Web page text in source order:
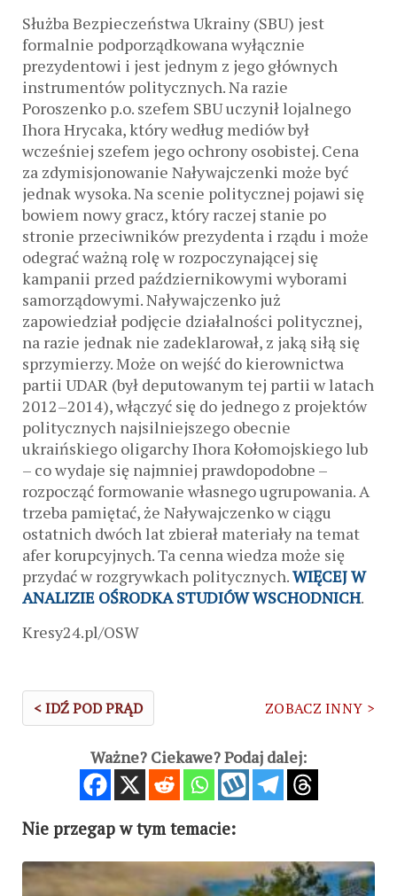
Służba Bezpieczeństwa Ukrainy (SBU) jest
formalnie podporządkowana wyłącznie
prezydentowi i jest jednym z jego głównych
instrumentów politycznych. Na razie
Poroszenko p.o. szefem SBU uczynił lojalnego
Ihora Hrycaka, który według mediów był
wcześniej szefem jego ochrony osobistej. Cena
za zdymisjonowanie Naływajczenki może być
jednak wysoka. Na scenie politycznej pojawi się
bowiem nowy gracz, który raczej stanie po
stronie przeciwników prezydenta i rządu i może
odegrać ważną rolę w rozpoczynającej się
kampanii przed październikowymi wyborami
samorządowymi. Naływajczenko już
zapowiedział podjęcie działalności politycznej,
na razie jednak nie zadeklarował, z jaką siłą się
sprzymierzy. Może on wejść do kierownictwa
partii UDAR (był deputowanym tej partii w latach
2012–2014), włączyć się do jednego z projektów
politycznych najsilniejszego obecnie
ukraińskiego oligarchy Ihora Kołomojskiego lub
– co wydaje się najmniej prawdopodobne –
rozpocząć formowanie własnego ugrupowania. A
trzeba pamiętać, że Naływajczenko w ciągu
ostatnich dwóch lat zbierał materiały na temat
afer korupcyjnych. Ta cenna wiedza może się
przydać w rozgrywkach politycznych.WIĘCEJ W
ANALIZIE OŚRODKA STUDIÓW WSCHODNICH.
Kresy24.pl/OSW
< IDŹ POD PRĄD ZOBACZ INNY >
Ważne? Ciekawe? Podaj dalej:
Nie przegap w tym temacie: